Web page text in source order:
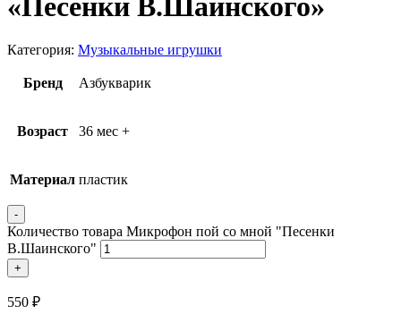
Категория: Музыкальные игрушки
Бренд Азбукварик
Возраст 36 мес +
Материал пластик
-
Количество товара Микрофон пой со мной "Песенки
В.Шаинского"
+
550 ₽